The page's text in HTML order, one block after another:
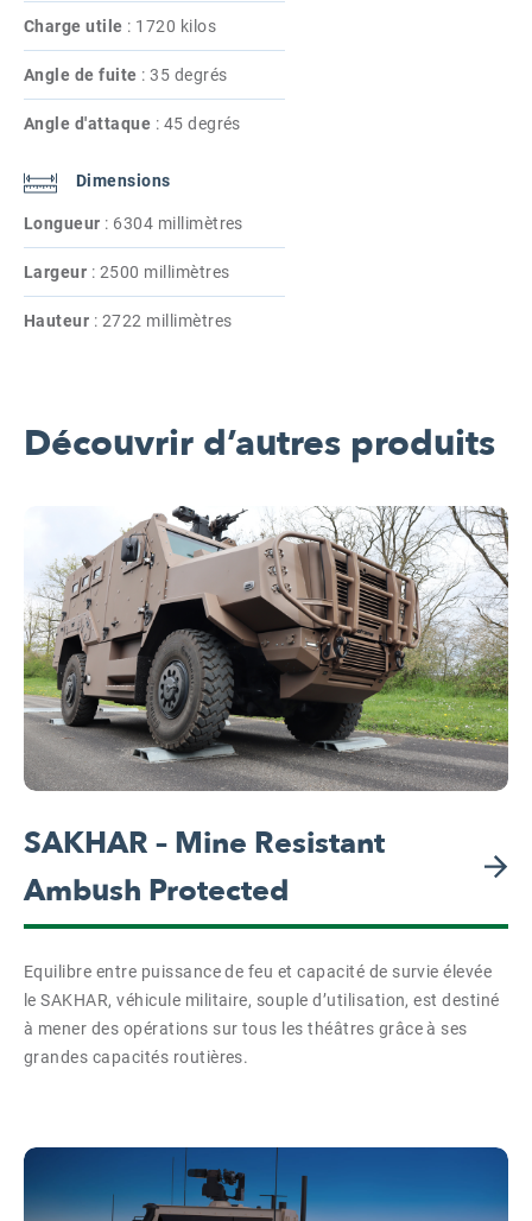
Charge utile : 1720 kilos
Angle de fuite :35 degrés
Angle d'attaque : 45 degrés
Dimensions
Longueur : 6304 millimètres
Largeur : 2500 millimètres
Hauteur : 2722 millimètres
Découvrir d’autres produits
SAKHAR – Mine Resistant
Ambush Protected
Equilibre entre puissance de feu et capacité de survie élevée
le SAKHAR, véhicule militaire, souple d’utilisation, est destiné
à mener des opérations sur tous les théâtres grâce à ses
grandes capacités routières.